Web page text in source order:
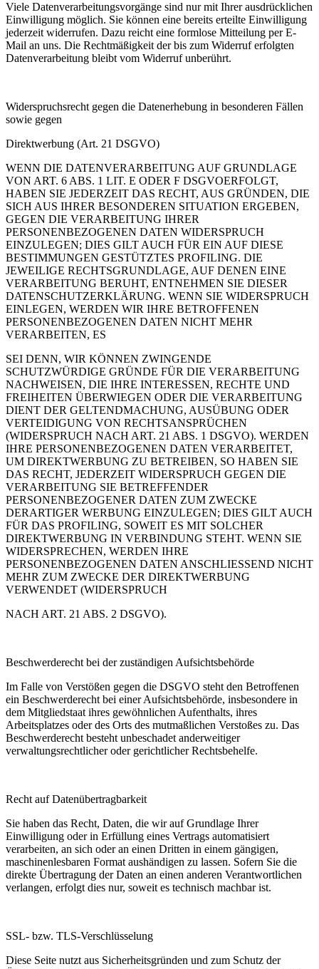
Viele Datenverarbeitungsvorgänge sind nur mit Ihrer ausdrücklichen
Einwilligung möglich. Sie können eine bereits erteilte Einwilligung
jederzeit widerrufen. Dazu reicht eine formlose Mitteilung per E-
Mail an uns. Die Rechtmäßigkeit der bis zum Widerruf erfolgten
Datenverarbeitung bleibt vom Widerruf unberührt.
Widerspruchsrecht gegen die Datenerhebung in besonderen Fällen
sowie gegen
Direktwerbung (Art. 21 DSGVO)
WENN DIE DATENVERARBEITUNG AUF GRUNDLAGE
VON ART. 6 ABS. 1 LIT. E ODER F DSGVOERFOLGT,
HABEN SIE JEDERZEIT DAS RECHT, AUS GRÜNDEN, DIE
SICH AUS IHRER BESONDEREN SITUATION ERGEBEN,
GEGEN DIE VERARBEITUNG IHRER
PERSONENBEZOGENEN DATEN WIDERSPRUCH
EINZULEGEN; DIES GILT AUCH FÜR EIN AUF DIESE
BESTIMMUNGEN GESTÜTZTES PROFILING. DIE
JEWEILIGE RECHTSGRUNDLAGE, AUF DENEN EINE
VERARBEITUNG BERUHT, ENTNEHMEN SIE DIESER
DATENSCHUTZERKLÄRUNG. WENN SIE WIDERSPRUCH
EINLEGEN, WERDEN WIR IHRE BETROFFENEN
PERSONENBEZOGENEN DATEN NICHT MEHR
VERARBEITEN, ES
SEI DENN, WIR KÖNNEN ZWINGENDE
SCHUTZWÜRDIGE GRÜNDE FÜR DIE VERARBEITUNG
NACHWEISEN, DIE IHRE INTERESSEN, RECHTE UND
FREIHEITEN ÜBERWIEGEN ODER DIE VERARBEITUNG
DIENT DER GELTENDMACHUNG, AUSÜBUNG ODER
VERTEIDIGUNG VON RECHTSANSPRÜCHEN
(WIDERSPRUCH NACH ART. 21 ABS. 1 DSGVO). WERDEN
IHRE PERSONENBEZOGENEN DATEN VERARBEITET,
UM DIREKTWERBUNG ZU BETREIBEN, SO HABEN SIE
DAS RECHT, JEDERZEIT WIDERSPRUCH GEGEN DIE
VERARBEITUNG SIE BETREFFENDER
PERSONENBEZOGENER DATEN ZUM ZWECKE
DERARTIGER WERBUNG EINZULEGEN; DIES GILT AUCH
FÜR DAS PROFILING, SOWEIT ES MIT SOLCHER
DIREKTWERBUNG IN VERBINDUNG STEHT. WENN SIE
WIDERSPRECHEN, WERDEN IHRE
PERSONENBEZOGENEN DATEN ANSCHLIESSEND NICHT
MEHR ZUM ZWECKE DER DIREKTWERBUNG
VERWENDET (WIDERSPRUCH
NACH ART. 21 ABS. 2 DSGVO).
Beschwerderecht bei der zuständigen Aufsichtsbehörde
Im Falle von Verstößen gegen die DSGVO steht den Betroffenen
ein Beschwerderecht bei einer Aufsichtsbehörde, insbesondere in
dem Mitgliedstaat ihres gewöhnlichen Aufenthalts, ihres
Arbeitsplatzes oder des Orts des mutmaßlichen Verstoßes zu. Das
Beschwerderecht besteht unbeschadet anderweitiger
verwaltungsrechtlicher oder gerichtlicher Rechtsbehelfe.
Recht auf Datenübertragbarkeit
Sie haben das Recht, Daten, die wir auf Grundlage Ihrer
Einwilligung oder in Erfüllung eines Vertrags automatisiert
verarbeiten, an sich oder an einen Dritten in einem gängigen,
maschinenlesbaren Format aushändigen zu lassen. Sofern Sie die
direkte Übertragung der Daten an einen anderen Verantwortlichen
verlangen, erfolgt dies nur, soweit es technisch machbar ist.
SSL- bzw. TLS-Verschlüsselung
Diese Seite nutzt aus Sicherheitsgründen und zum Schutz der